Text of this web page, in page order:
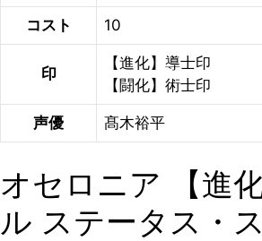
コスト 10
印
【進化】導士印
【闘化】術士印
声優 髙木裕平
オセロニア 【進
ル ステータス・